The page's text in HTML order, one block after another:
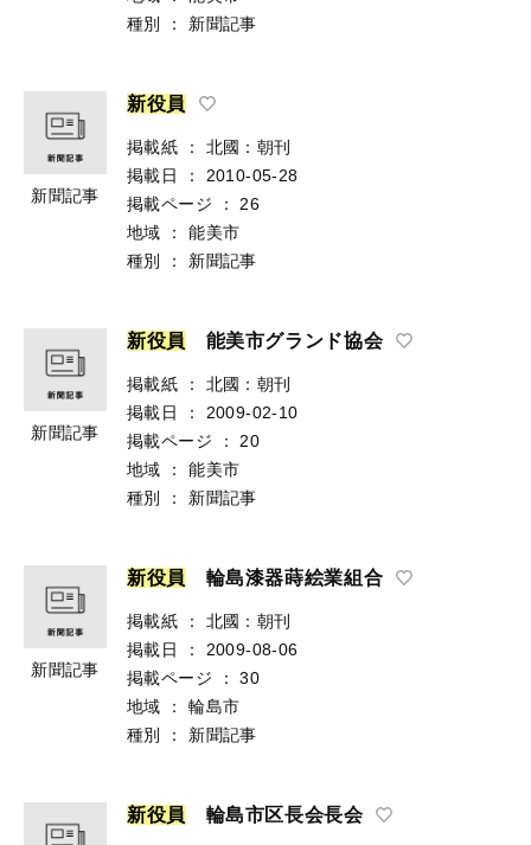
種別
： 新聞記事
新聞記事
新役員
掲載紙 ：
北國：朝刊
掲載日
：
2010-05-28
掲載ページ
：
26
地域
：
能美市
種別
： 新聞記事
新聞記事
新役員 能美市グランド協会
掲載紙 ：
北國：朝刊
掲載日
：
2009-02-10
掲載ページ
：
20
地域
：
能美市
種別
： 新聞記事
新聞記事
新役員 輪島漆器蒔絵業組合
掲載紙 ：
北國：朝刊
掲載日
：
2009-08-06
掲載ページ
：
30
地域
：
輪島市
種別
： 新聞記事
新役員 輪島市区長会長会